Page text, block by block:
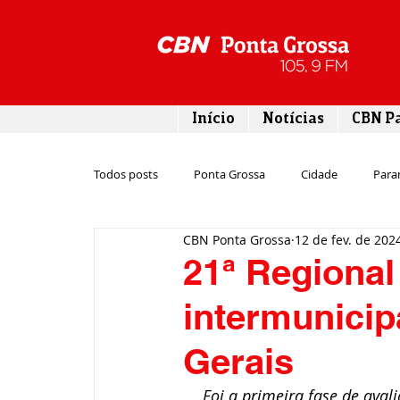
Início Notícias CBN
Todos posts Ponta Grossa Cidade
Emprego Campos Gerais
Rodovias Agronegócio
Tecnologia Polícia
21ª
Gerais
CBN Ponta Grossa 12 de fev. de
Foi a primeira fase de